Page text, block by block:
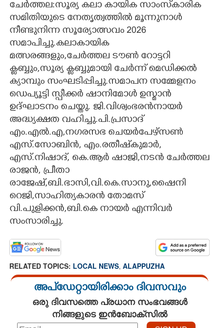
CARTOONS
LITERATURE
ZOOM
CONTACT US
ചേർത്തല:സൂര്യ കലാ കായിക സാംസ്‌കാരിക
സമിതിയുടെ നേതൃത്വത്തിൽ മൂന്നുനാൾ
നീണ്ടുനിന്ന സൂര്യോത്സവം 2026
സമാപിച്ചു.കലാകായിക
മത്സരങ്ങളും,ചേർത്തല ടൗൺ റോട്ടറി
ക്ലബ്ബും,സൂര്യ ക്ലബ്ബുമായി ചേർന്ന് മെഡിക്കൽ
ക്യാമ്പും സംഘടിപ്പിച്ചു.സമാപന സമ്മേളനം
ഡെപ്യൂട്ടി സ്പീക്കർ ഷാനിമോൾ ഉസ്മാൻ
ഉദ്ഘാടനം ചെയ്തു. ജി.വിശ്വംഭരൻനായർ
അദ്ധ്യക്ഷത വഹിച്ചു.പി.പ്രസാദ്
എം.എൽ.എ,നഗരസഭ ചെയർപേഴ്സൺ
എസ്.സോബിൻ, എം.രതീഷ്‌കുമാർ,
എസ്.നിഷാദ്, കെ.ആർ ഷാജി,നടൻ ചേർത്തല
രാജൻ, പ്രീതാ
രാജേഷ്,ബി.ഭാസി,വി.കെ.സാനു,ഷൈനി
റെജി,സാഹിത്യകാരൻ തോമസ്
വി.പുളിക്കൻ,ബി.കെ നായർ എന്നിവർ
സംസാരിച്ചു.
RELATED TOPICS: LOCAL NEWS, ALAPPUZHA
അപ്ഡേറ്റായിരിക്കാം ദിവസവും
ഒരു ദിവസത്തെ പ്രധാന സംഭവങ്ങൾ
നിങ്ങളുടെ ഇൻബോക്സിൽ